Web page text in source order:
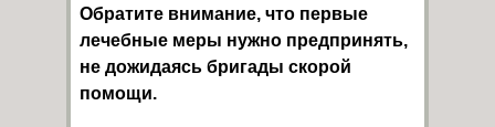
Обратите внимание, что первые
лечебные меры нужно предпринять,
не дожидаясь бригады скорой
помощи.